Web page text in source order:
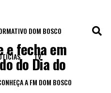
DOM BOSCO
TV
A FM DOM BOSCO
e fecha em
do Dia do